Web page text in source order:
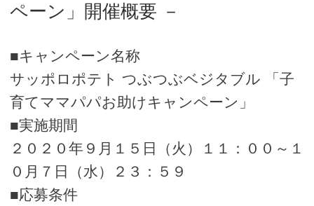
ペーン」開催概要 －
■キャンペーン名称
サッポロポテト つぶつぶベジタブル 「子
育てママパパお助けキャンペーン」
■実施期間
２０２０年９月１５日（火）１１：００～１
０月７日（水）２３：５９
■応募条件